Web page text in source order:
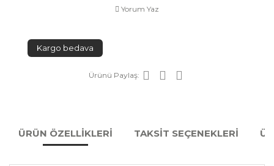
Yorum Yaz
Kargo bedava
Ürünü Paylaş:
ÜRÜN ÖZELLİKLERİ TAKSİT SEÇENEKLERİ